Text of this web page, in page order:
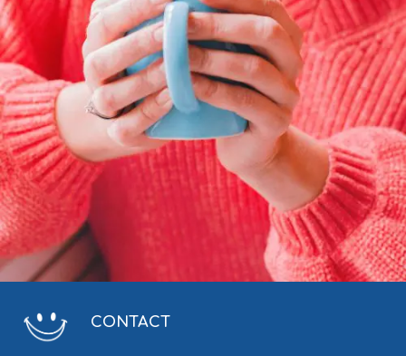
CONTACT